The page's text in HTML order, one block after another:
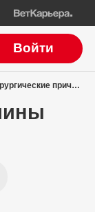
Войти
Хирургические причины рвоты